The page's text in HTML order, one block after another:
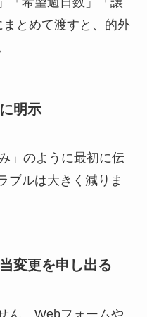
とめて渡すと、的外
明示
」のように最初に伝
ブルは大きく減りま
変更を申し出る
ん。Webフォームや